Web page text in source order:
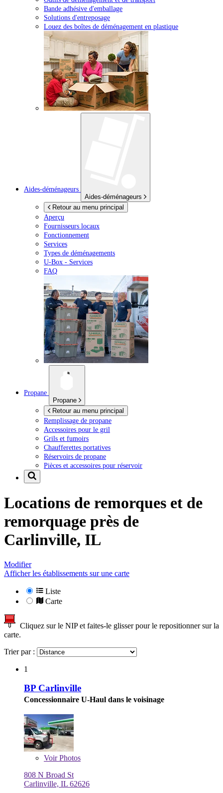
Bande adhésive d'emballage
Solutions d'entreposage
Louez des boîtes de déménagement en plastique
Aides-déménageurs
Aides-déménageurs
Retour au menu principal
Aperçu
Fournisseurs locaux
Fonctionnement
Services
Types de déménagements
U-Box - Services
FAQ
Propane
Propane
Retour au menu principal
Remplissage de propane
Accessoires pour le gril
Grils et fumoirs
Chaufferettes portatives
Réservoirs de propane
Pièces et accessoires pour réservoir
Locations de remorques et de
remorquage près de
Carlinville, IL
Modifier
Afficher les établissements sur une carte
Liste
Carte
Cliquez sur le NIP et faites-le glisser pour le repositionner sur la
carte.
Trier par :
1
BP Carlinville
Concessionnaire U-Haul dans le voisinage
VoirPhotos
808 N Broad St
Carlinville, IL 62626